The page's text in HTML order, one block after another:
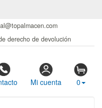
derecho de devolución
Mi cuenta 0